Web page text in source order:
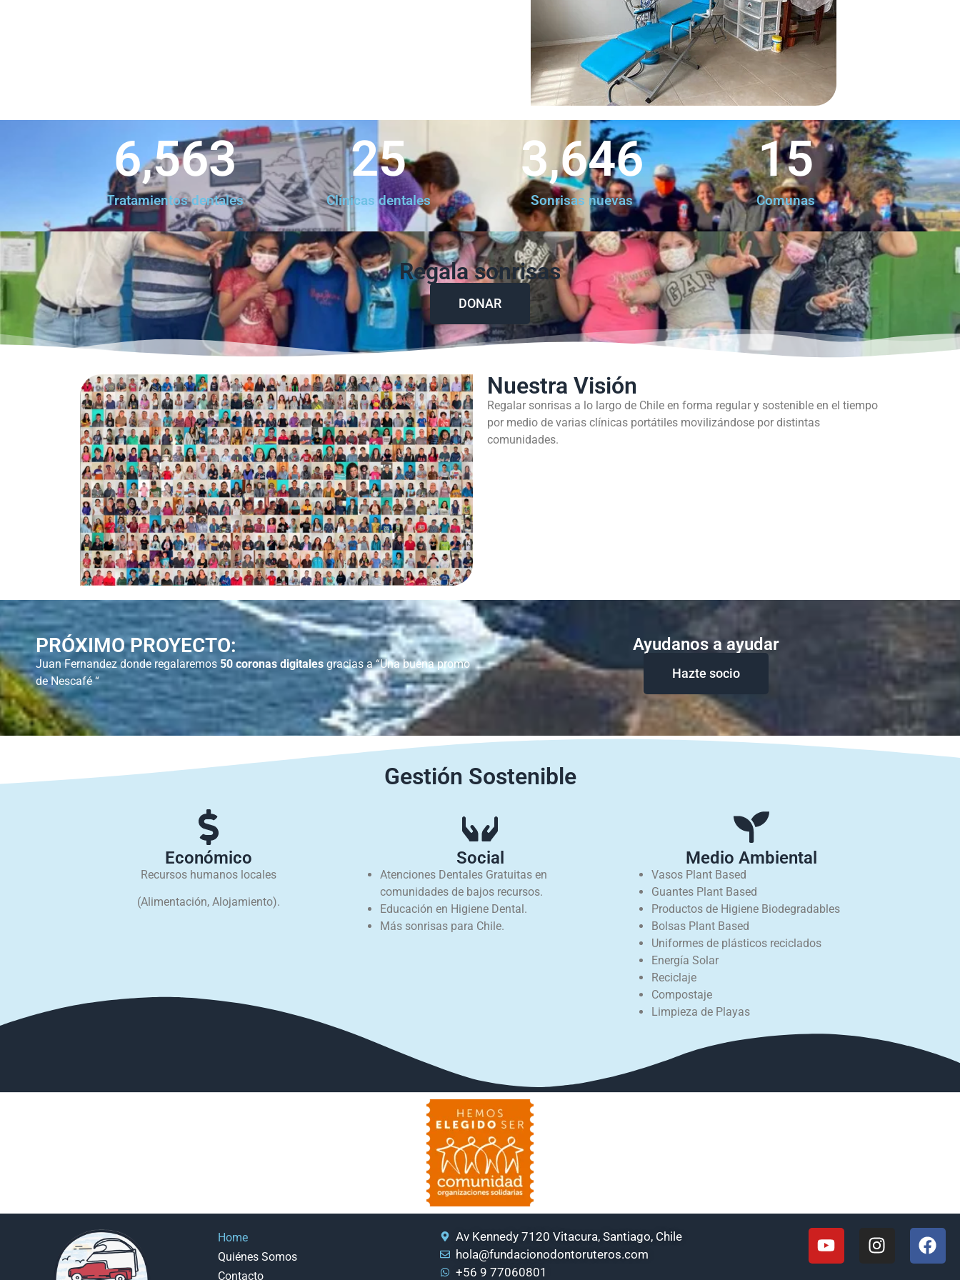
Tratamientos dentales
6,563
Clínicas dentales
25
Sonrisas nuevas
3,646
Comunas
15
Regala sonrisas
DONAR
Nuestra Visión
Regalar sonrisas a lo largo de Chile en forma regular y sostenible en el tiempo
por medio de varias clínicas portátiles movilizándose por distintas
comunidades.
PRÓXIMO PROYECTO:
Juan Fernandez donde regalaremos 50 coronas digitales gracias a “Una buena promo
de Nescafé “
Ayudanos a ayudar
Hazte socio
Gestión Sostenible
Económico
Recursos humanos locales
(Alimentación, Alojamiento).
Social
Atenciones Dentales Gratuitas en
comunidades de bajos recursos.
Educación en Higiene Dental.
Más sonrisas para Chile.
Medio Ambiental
Vasos Plant Based
Guantes Plant Based
Productos de Higiene Biodegradables
Bolsas Plant Based
Uniformes de plásticos reciclados
Energía Solar
Reciclaje
Compostaje
Limpieza de Playas
Home
Quiénes Somos
Contacto
Av Kennedy 7120 Vitacura, Santiago, Chile
hola@fundacionodontoruteros.com
+56 9 77060801